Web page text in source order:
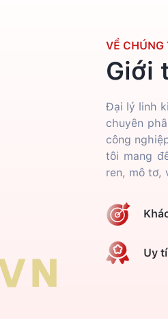
VỀ CHÚNG
Giới
Đại lý linh
chuyên
công
tôi mang
ren, mô tơ,
Uy